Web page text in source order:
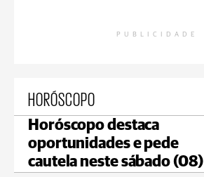
PUBLICIDADE
HORÓSCOPO
Horóscopo destaca
oportunidades e pede
cautela neste sábado (08)